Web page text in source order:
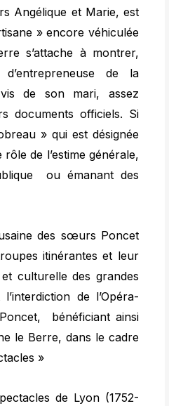
Angélique et Marie, est
» encore véhiculée
s’attache à montrer,
de la
vis de son mari, assez
documents officiels. Si
» qui est désignée
de l’estime générale,
ou émanant des
des sœurs Poncet
itinérantes et leur
culturelle des grandes
de l’Opéra-
bénéficiant ainsi
le Berre, dans le cadre
»
de Lyon (1752-